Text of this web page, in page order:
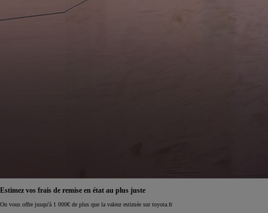
Estimez vos frais de remise en état au plus juste
On vous offre jusqu'à 1 000€ de plus que la valeur estimée sur toyota.fr